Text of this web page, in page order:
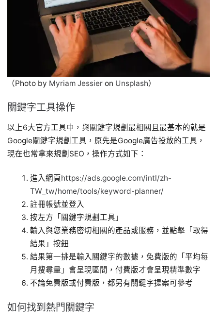
（Photo by Myriam Jessier on Unsplash）
關鍵字工具操作
以上6大官方工具中，與關鍵字規劃最相關且最基本的就是
Google關鍵字規劃工具，原先是Google廣告投放的工具，
現在也常拿來規劃SEO，操作方式如下：
進入網頁 https://ads.google.com/intl/zh-
TW_tw/home/tools/keyword-planner/
註冊帳號並登入
按左方「關鍵字規劃工具」
輸入與您業務密切相關的產品或服務，並點擊「取得
結果」按鈕
結果第一排是輸入關鍵字的數據，免費版的「平均每
月搜尋量」會呈現區間，付費版才會呈現精準數字
不論免費版或付費版，都另有關鍵字提案可參考
如何找到熱門關鍵字